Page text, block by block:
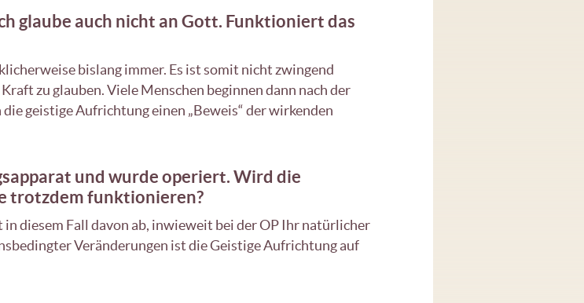
glaube auch nicht an Gott. Funktioniert das
bislang immer. Es ist somit nicht zwingend
zu glauben. Viele Menschen beginnen dann nach der
geistige Aufrichtung einen „Beweis“ der wirkenden
und wurde operiert. Wird die
trotzdem funktionieren?
diesem Fall davon ab, inwieweit bei der OP Ihr natürlicher
Veränderungen ist die Geistige Aufrichtung auf